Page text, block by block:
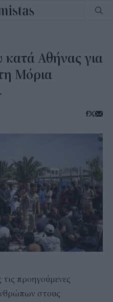
κατά Αθήνας για
Μόρια
προηγούμενες
στους